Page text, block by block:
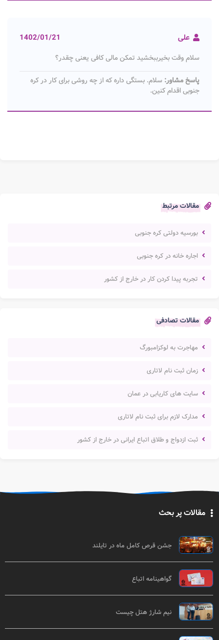
مقالات مرتبط
بورسیه دولتی کره جنوبی
اجاره خانه در کره جنوبی
تجربه پیدا کردن کار در خارج از کشور
مقالات تصادفی
مهاجرت به لوکزامبورگ
زمان ثبت نام لاتاری
سایت های کاریابی در عمان
مدارک لازم برای ثبت نام لاتاری
ثبت ازدواج و طلاق اتباع ایرانی در خارج از کشور
علی 1402/01/21
سلام وقت بخیرببخشید تمکن مالی کافی یعنی چقدر؟
پاسخ مشاور:سلام. بستگی داره که از چه روشی برای کار در کره
جنوبی اقدام کنین.
مقالات پر بحث
جشن قرص کامل ماه در تایلند
گواهینامه اتباع
نیم شارژ هتل چیست